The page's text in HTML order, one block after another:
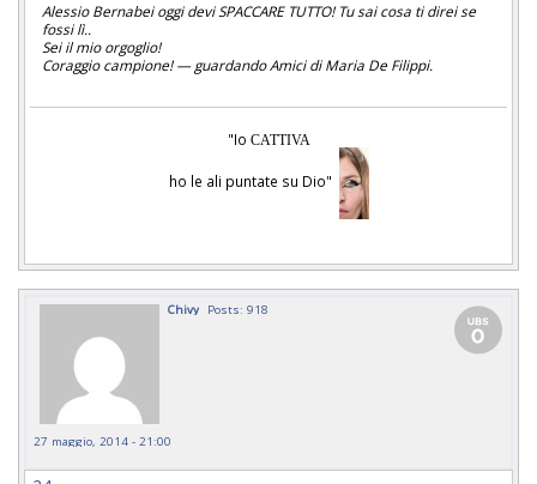
Alessio Bernabei oggi devi SPACCARE TUTTO! Tu sai cosa ti direi se
fossi lì..
Sei il mio orgoglio!
Coraggio campione! — guardando Amici di Maria De Filippi.
"Io CATTIVA
ho le ali puntate su Dio"
Chivy Posts: 918
27 maggio, 2014 - 21:00